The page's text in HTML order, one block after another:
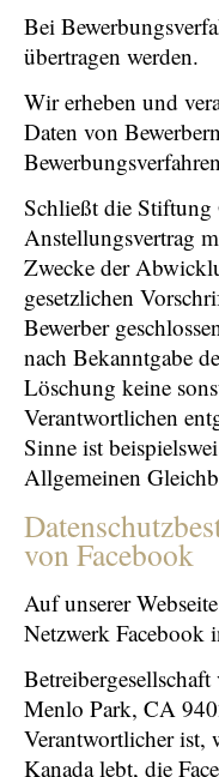
Bei
übertragen werden.
Wir erheben und
Daten von
Schließt die Stiftung
Anstellungsvertrag
Zwecke der
gesetzlichen
Bewerber
nach Bekanntgabe
Löschung keine
Verantwortlichen
Sinne ist
Allgemeinen
von Facebook
Auf unserer
Netzwerk Facebook
Menlo Park, CA
Verantwortlicher ist,
Kanada lebt, die